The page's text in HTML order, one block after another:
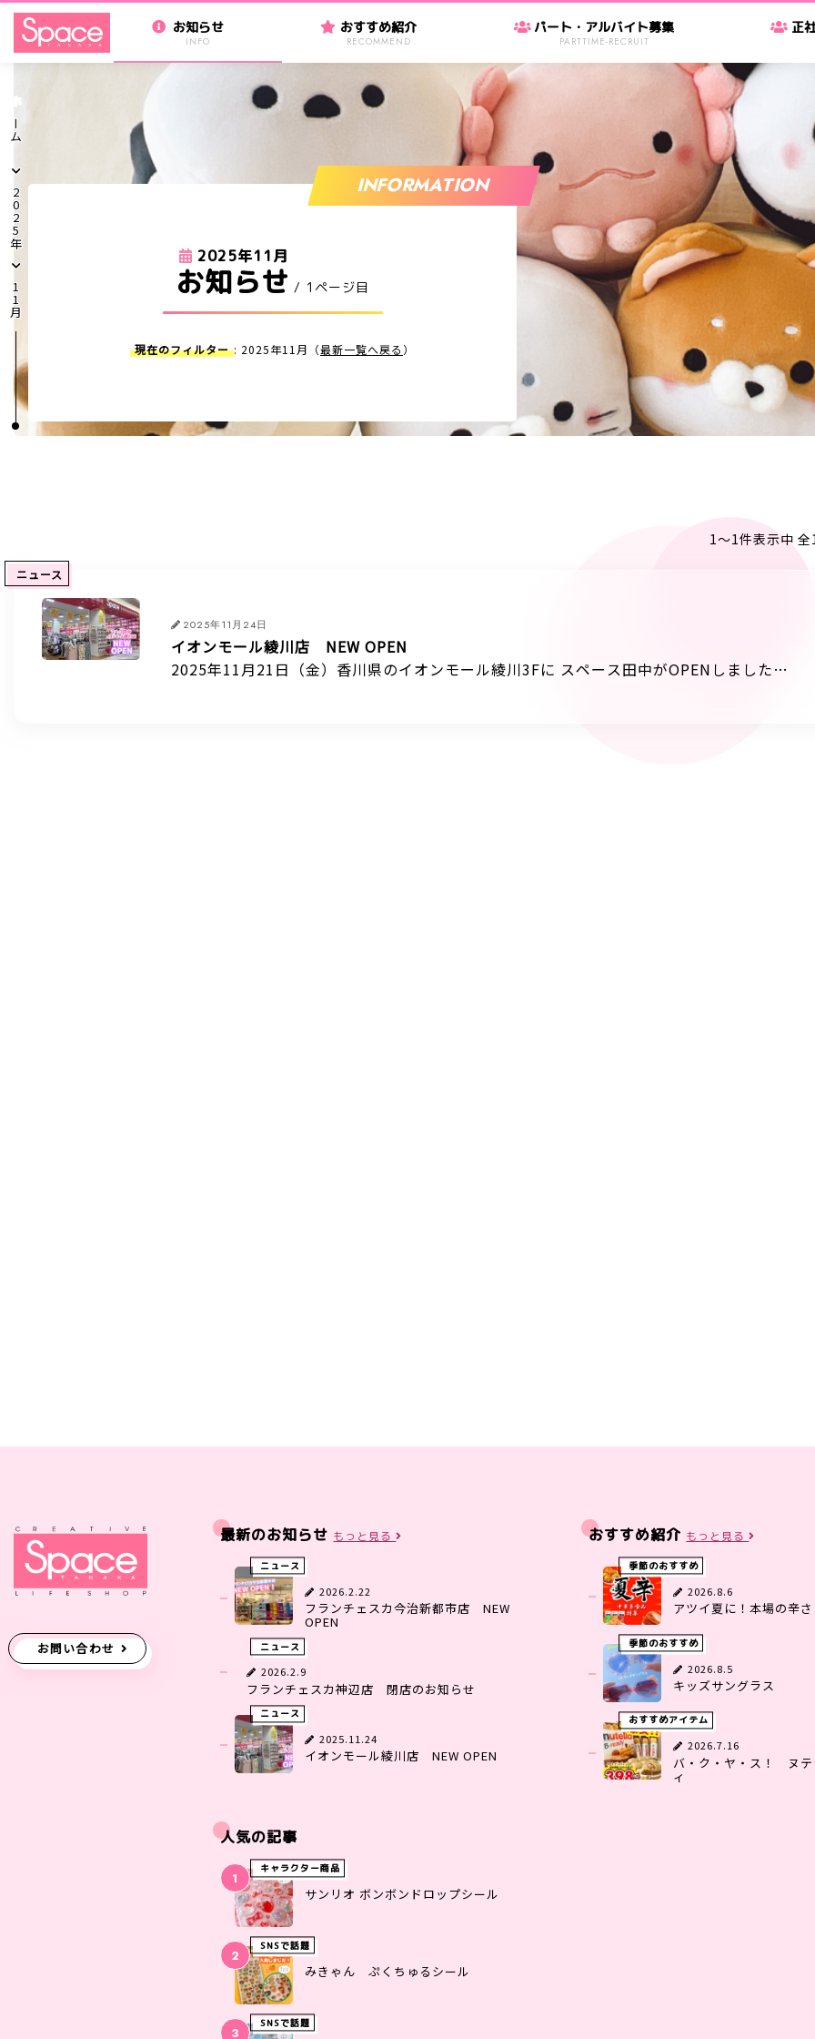
お知らせ
INFO
おすすめ紹介
RECOMMEND
パート・アルバイト募集
PARTTIME-RECRUIT
正
ホーム
2025年
11月
INFORMATION
2025年11月
お知らせ / 1ページ目
現在のフィルター : 2025年11月（最新一覧へ戻る ）
1〜1件表示中
ニュース
2025年11月24日
イオンモール綾川店 NEW OPEN
2025年11月21日（金）香川県のイオンモール綾川3Fに スペース田中がOPENしました！
お問い合わせ
最新のお知らせ もっと見る
ニュース
2026.2.22
フランチェスカ今治新都市店 NEW
OPEN
ニュース
2026.2.9
フランチェスカ神辺店 閉店のお知らせ
ニュース
2025.11.24
イオンモール綾川店 NEW OPEN
おすすめ紹介 もっと見る
季節のおすすめ
2026.8.6
アツイ夏に！本場の辛
季節のおすすめ
2026.8.5
キッズサングラス
おすすめアイテム
2026.7.16
バ・ク・ヤ・ス！ ヌテ
ィ
人気の記事
キャラクター商品
サンリオ ボンボンドロップシール
SNSで話題
みきゃん ぷくちゅるシール
SNSで話題